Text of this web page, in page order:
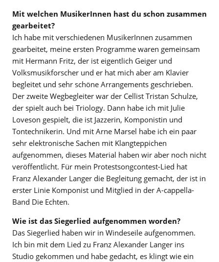
Mit welchen MusikerInnen hast du schon zusammen
gearbeitet?
Ich habe mit verschiedenen MusikerInnen zusammen
gearbeitet, meine ersten Programme waren gemeinsam
mit Hermann Fritz, der ist eigentlich Geiger und
Volksmusikforscher und er hat mich aber am Klavier
begleitet und sehr schöne Arrangements geschrieben.
Der zweite Wegbegleiter war der Cellist Tristan Schulze,
der spielt auch bei Triology. Dann habe ich mit Julie
Loveson gespielt, die ist Jazzerin, Komponistin und
Tontechnikerin. Und mit Arne Marsel habe ich ein paar
sehr elektronische Sachen mit Klangteppichen
aufgenommen, dieses Material haben wir aber noch nicht
veröffentlicht. Für mein Protestsongcontest-Lied hat
Franz Alexander Langer die Begleitung gemacht, der ist in
erster Linie Komponist und Mitglied in der A-cappella-
Band Die Echten.
Wie ist das Siegerlied aufgenommen worden?
Das Siegerlied haben wir in Windeseile aufgenommen.
Ich bin mit dem Lied zu Franz Alexander Langer ins
Studio gekommen und habe gedacht, es klingt wie ein